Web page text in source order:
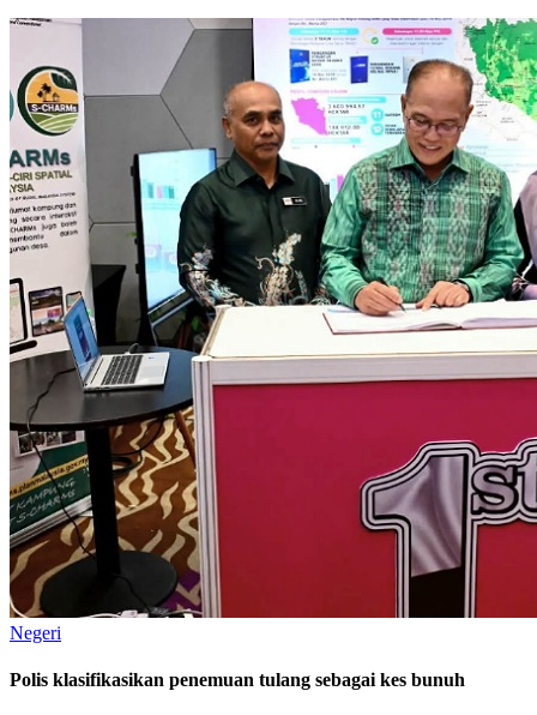
Negeri
Polis klasifikasikan penemuan tulang sebagai kes bunuh